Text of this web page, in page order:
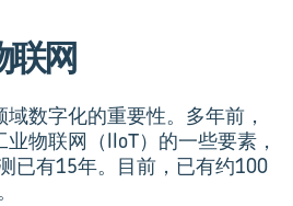
联网
域数字化的重要性。多年前，
物联网（IIoT）的一些要素，
已有15年。目前，已有约100